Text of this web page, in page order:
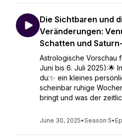
Die Sichtbaren und
Veränderungen:
Schatten und
Astrologische Vorschau
Juni bis 6. Juli 2025):🌟
du:✨ ein kleines
scheinbar ruhige
bringt und was der
June 30, 2025•Season 5•